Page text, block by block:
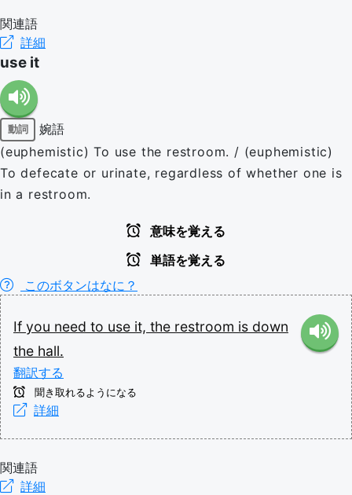
関連語
詳細
use it
動詞
婉語
(euphemistic) To use the restroom. / (euphemistic)
To defecate or urinate, regardless of whether one is
in a restroom.
意味を覚える
単語を覚える
このボタンはなに？
If you need to use it, the restroom is down
the hall.
翻訳する
聞き取れるようになる
詳細
関連語
詳細